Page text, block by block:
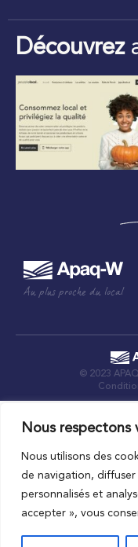
Nous respectons
Nous utilisons des
de navigation,
personnalisés et
accepter », vous
Découvrez
Au plus proche du local
© 2023